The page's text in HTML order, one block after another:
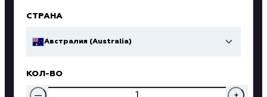
СТРАНА
Австралия (Australia)
КОЛ-ВО